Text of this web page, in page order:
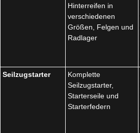
Hinterreifen in
verschiedenen
Größen, Felgen und
Radlager
Seilzugstarter
Komplette
Seilzugstarter,
Starterseile und
Starterfedern